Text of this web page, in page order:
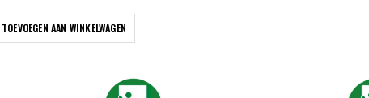
TOEVOEGEN AAN WINKELWAGEN